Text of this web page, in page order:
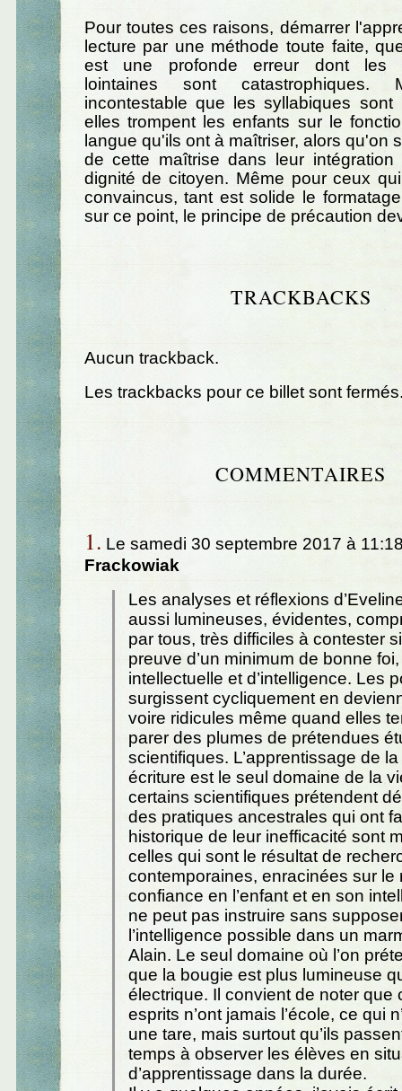
Pour toutes ces raisons, démarrer
lecture par une méthode toute faite,
est une profonde erreur dont les
lointaines sont
incontestable que les syllabiques sont
elles trompent les enfants sur le
langue qu'ils ont à maîtriser, alors qu'on
de cette maîtrise dans leur
dignité de citoyen. Même pour ceux
convaincus, tant est solide le
sur ce point, le principe de précaution
TRACKBACKS
Aucun trackback.
Les trackbacks pour ce billet sont
COMMENTAIRES
1. Le samedi 30 septembre 2017 à
Frackowiak
Les analyses et réflexions
aussi lumineuses, évidentes,
par tous, très difficiles à contester si
preuve d’un minimum de bonne
intellectuelle et d’intelligence. Les
surgissent cycliquement en
voire ridicules même quand elles
parer des plumes de prétendues
scientifiques. L’apprentissage de
écriture est le seul domaine de la
certains scientifiques prétendent
des pratiques ancestrales qui ont
historique de leur inefficacité sont
celles qui sont le résultat de
contemporaines, enracinées sur le
confiance en l’enfant et en son
ne peut pas instruire sans
l’intelligence possible dans un
Alain. Le seul domaine où l’on
que la bougie est plus lumineuse
électrique. Il convient de noter que
esprits n’ont jamais l’école, ce qui
une tare, mais surtout qu’ils
temps à observer les élèves en
d’apprentissage dans la durée.